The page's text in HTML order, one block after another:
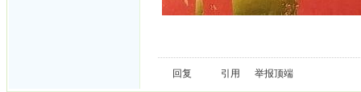
回复 引用 举报顶端